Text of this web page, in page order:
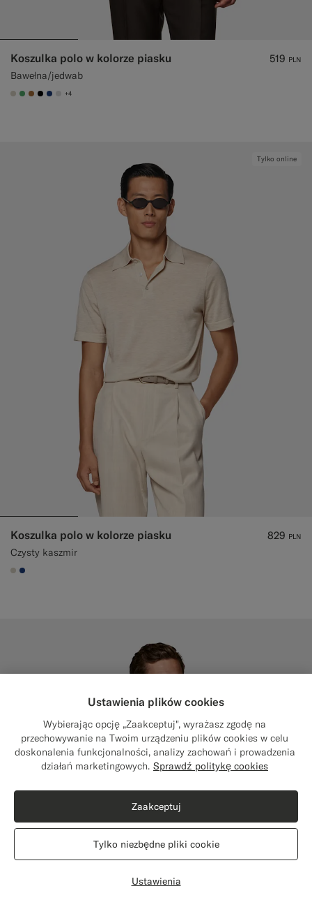
Koszulka polo w kolorze piasku
Bawełna/jedwab
519 PLN
#D7D1C3
#50AA6A
#A56C36
#000000
#1C3D7A
#D9DADA
+4
Tylko online
Koszulka polo w kolorze piasku
Czysty kaszmir
829 PLN
#D7D1C3
#1C3D7A
Close
Wysyłka do: Stany Zjednoczone?
do odpowiednich produktów i treści
Stany Zjednoczone(USD)
Zmień lokalizację
Ustawienia plików cookies
Wybierając opcję „Zaakceptuj", wyrażasz zgodę na
przechowywanie na Twoim urządzeniu plików cookies w celu
doskonalenia funkcjonalności, analizy zachowań i prowadzenia
działań marketingowych. Sprawdź politykę cookies
Ustawienia
Tylko niezbędne pliki cookie
Zaakceptuj